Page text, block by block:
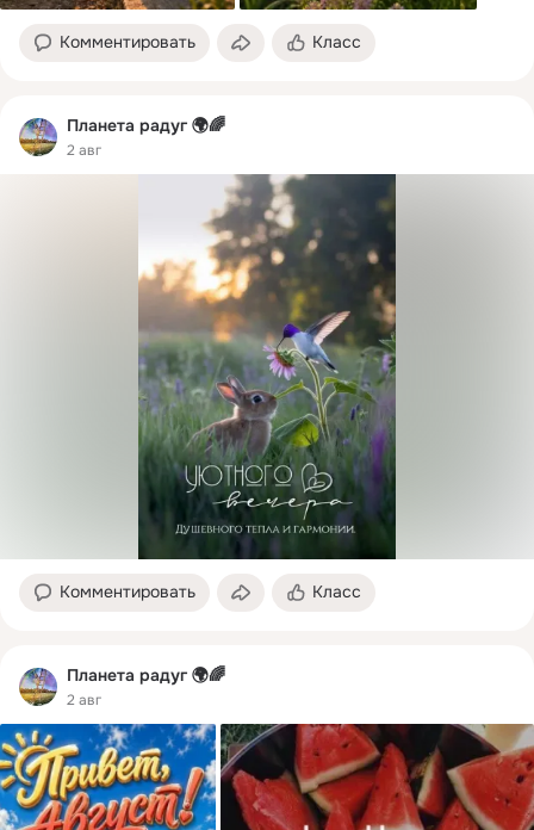
Комментировать Класс
Планета радуг 🌍🌈
2 авг
Комментировать Класс
Планета радуг 🌍🌈
2 авг